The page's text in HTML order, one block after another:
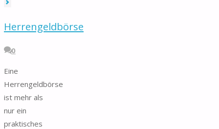
Herrengeldbörse
0
Eine
Herrengeldbörse
ist mehr als
nur ein
praktisches